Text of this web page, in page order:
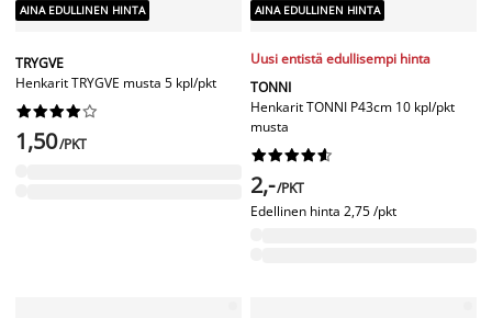
AINA EDULLINEN HINTA
TRYGVE
Henkarit TRYGVE musta 5 kpl/pkt






1,50/PKT
AINA EDULLINEN HINTA
Uusi entistä edullisempi hinta
TONNI
Henkarit TONNI P43cm 10 kpl/pkt
musta






2,-/PKT
Edellinen hinta 2,75 /pkt